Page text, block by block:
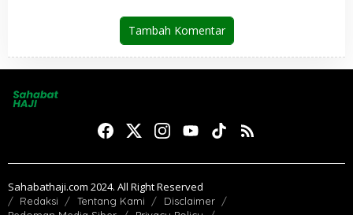
Tambah Komentar
Sahabathaji.com 2024. All Right Reserved
Redaksi Tentang Kami
Disclaimer